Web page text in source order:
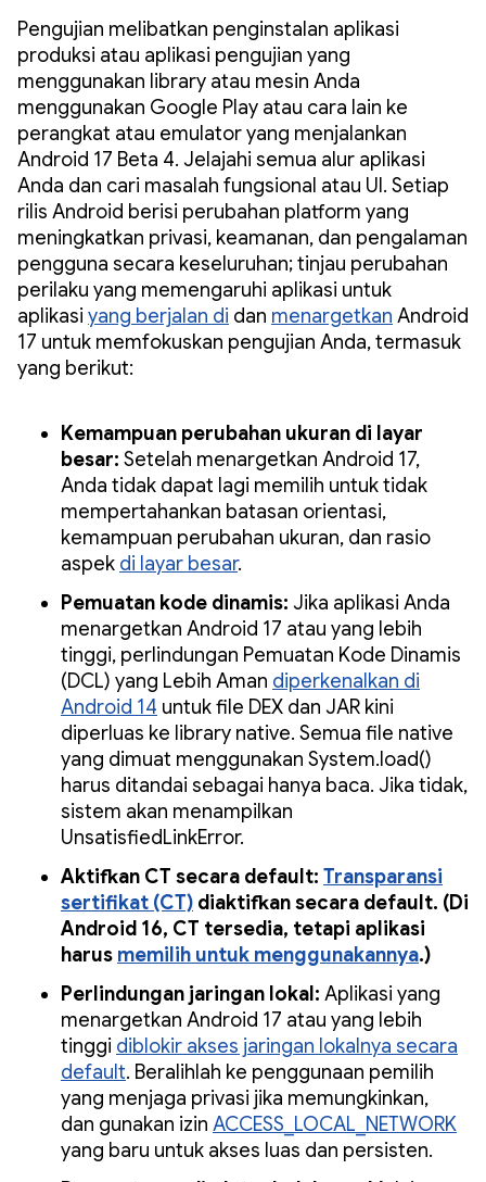
Pengujian melibatkan penginstalan aplikasi
produksi atau aplikasi pengujian yang
menggunakan library atau mesin Anda
menggunakan Google Play atau cara lain ke
perangkat atau emulator yang menjalankan
Android 17 Beta 4. Jelajahi semua alur aplikasi
Anda dan cari masalah fungsional atau UI. Setiap
rilis Android berisi perubahan platform yang
meningkatkan privasi, keamanan, dan pengalaman
pengguna secara keseluruhan; tinjau perubahan
perilaku yang memengaruhi aplikasi untuk
aplikasi yang berjalan di dan menargetkan Android
17 untuk memfokuskan pengujian Anda, termasuk
yang berikut:
Kemampuan perubahan ukuran di layar
besar: Setelah menargetkan Android 17,
Anda tidak dapat lagi memilih untuk tidak
mempertahankan batasan orientasi,
kemampuan perubahan ukuran, dan rasio
aspek di layar besar.
Pemuatan kode dinamis: Jika aplikasi Anda
menargetkan Android 17 atau yang lebih
tinggi, perlindungan Pemuatan Kode Dinamis
(DCL) yang Lebih Aman diperkenalkan di
Android 14 untuk file DEX dan JAR kini
diperluas ke library native. Semua file native
yang dimuat menggunakan System.load()
harus ditandai sebagai hanya baca. Jika tidak,
sistem akan menampilkan
UnsatisfiedLinkError.
Aktifkan CT secara default: Transparansi
sertifikat (CT) diaktifkan secara default. (Di
Android 16, CT tersedia, tetapi aplikasi
harus memilih untuk menggunakannya.)
Perlindungan jaringan lokal: Aplikasi yang
menargetkan Android 17 atau yang lebih
tinggi diblokir akses jaringan lokalnya secara
default. Beralihlah ke penggunaan pemilih
yang menjaga privasi jika memungkinkan,
dan gunakan izin ACCESS_LOCAL_NETWORK
yang baru untuk akses luas dan persisten.